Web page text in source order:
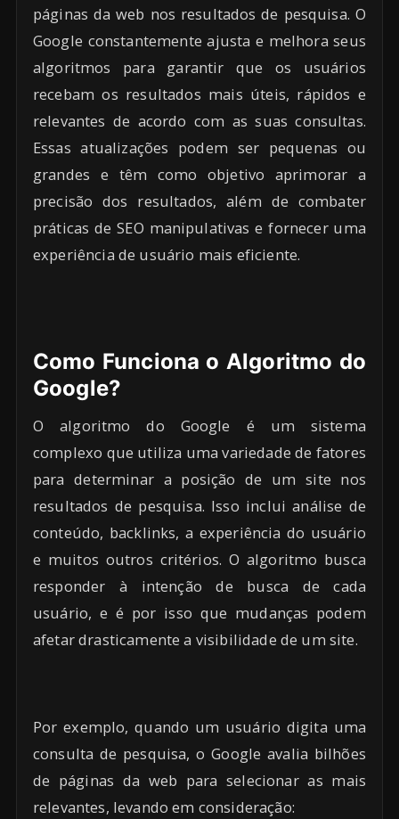
páginas da web nos resultados de pesquisa. O
Google constantemente ajusta e melhora seus
algoritmos para garantir que os usuários
recebam os resultados mais úteis, rápidos e
relevantes de acordo com as suas consultas.
Essas atualizações podem ser pequenas ou
grandes e têm como objetivo aprimorar a
precisão dos resultados, além de combater
práticas de SEO manipulativas e fornecer uma
experiência de usuário mais eficiente.
Como Funciona o Algoritmo do
Google?
O algoritmo do Google é um sistema
complexo que utiliza uma variedade de fatores
para determinar a posição de um site nos
resultados de pesquisa. Isso inclui análise de
conteúdo, backlinks, a experiência do usuário
e muitos outros critérios. O algoritmo busca
responder à intenção de busca de cada
usuário, e é por isso que mudanças podem
afetar drasticamente a visibilidade de um site.
Por exemplo, quando um usuário digita uma
consulta de pesquisa, o Google avalia bilhões
de páginas da web para selecionar as mais
relevantes, levando em consideração: